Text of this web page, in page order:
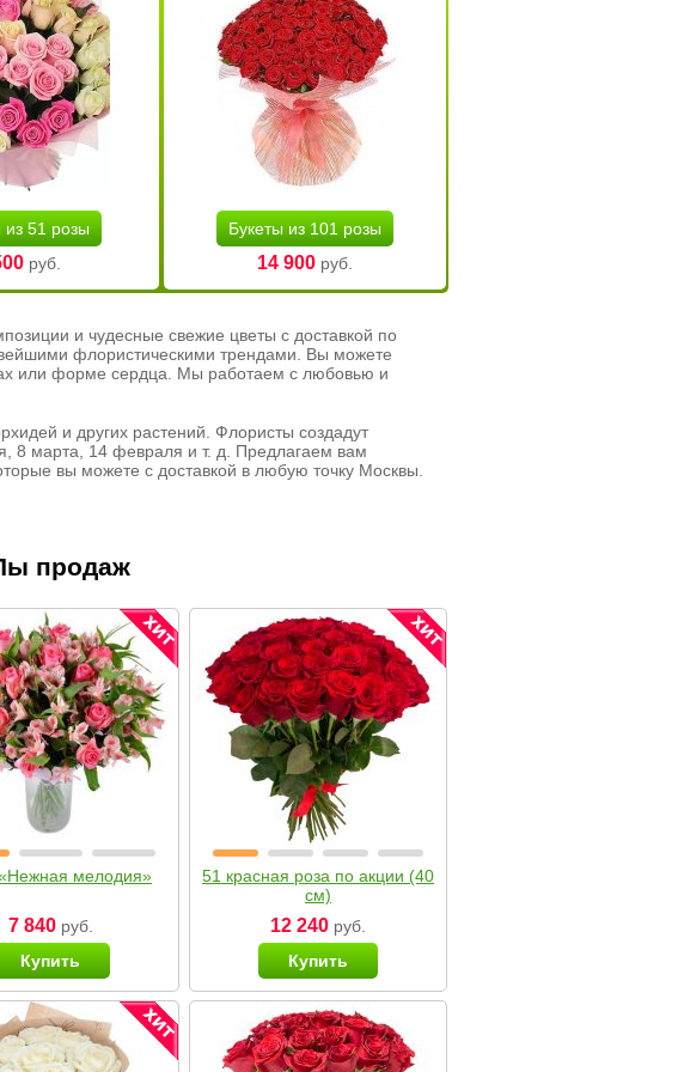
из 51 розы
руб.
Букеты из 101 розы
14 900руб.
и чудесные свежие цветы с доставкой по
флористическими трендами. Вы можете
или форме сердца. Мы работаем с любовью и
и других растений. Флористы создадут
8 марта, 14 февраля и т. д. Предлагаем вам
вы можете с доставкой в любую точку Москвы.
продаж
мелодия»
7 840руб.
Купить
51 красная роза по акции (40
см)
12 240 руб.
Купить